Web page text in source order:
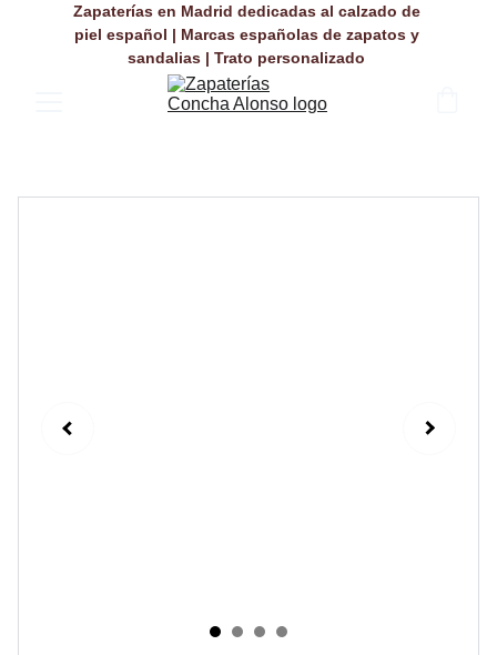
Zapaterías en Madrid dedicadas al calzado de
piel español | Marcas españolas de zapatos y
sandalias | Trato personalizado